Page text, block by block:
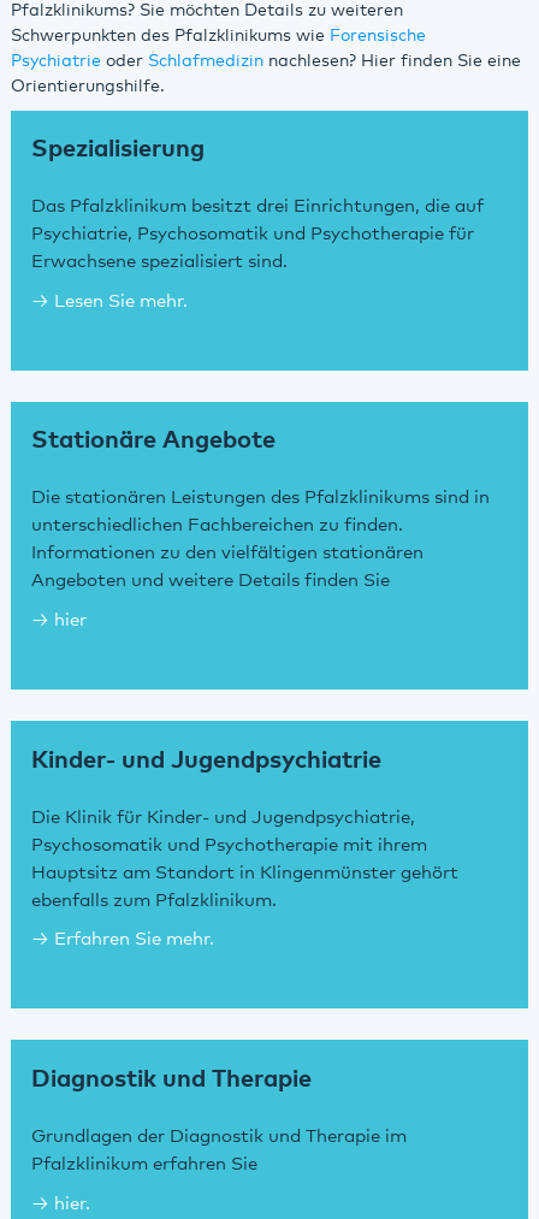
Pfalzklinikums? Sie möchten Details zu weiteren
Schwerpunkten des Pfalzklinikums wie Forensische
Psychiatrie oder Schlafmedizinnachlesen? Hier finden Sie eine
Orientierungshilfe.
Spezialisierung
Das Pfalzklinikum besitzt drei Einrichtungen, die auf
Psychiatrie, Psychosomatik und Psychotherapie für
Erwachsene spezialisiert sind.
Lesen Sie mehr.
Stationäre Angebote
Die stationären Leistungen des Pfalzklinikums sind in
unterschiedlichen Fachbereichen zu finden.
Informationen zu den vielfältigen stationären
Angeboten und weitere Details finden Sie
hier
Kinder- und Jugendpsychiatrie
Die Klinik für Kinder- und Jugendpsychiatrie,
Psychosomatik und Psychotherapie mit ihrem
Hauptsitz am Standort in Klingenmünster gehört
ebenfalls zum Pfalzklinikum.
Erfahren Sie mehr.
Diagnostik und Therapie
Grundlagen der Diagnostik und Therapie im
Pfalzklinikum erfahren Sie
hier.